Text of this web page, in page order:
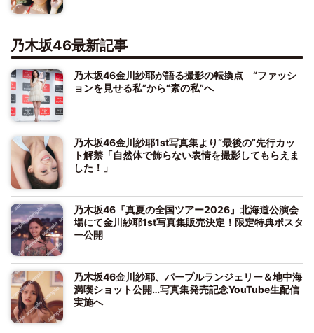
乃木坂46最新記事
乃木坂46金川紗耶が語る撮影の転換点 “ファッシ
ョンを見せる私”から“素の私”へ
乃木坂46金川紗耶1st写真集より“最後の”先行カッ
ト解禁「自然体で飾らない表情を撮影してもらえま
した！」
乃木坂46『真夏の全国ツアー2026』北海道公演会
場にて金川紗耶1st写真集販売決定！限定特典ポスタ
ー公開
乃木坂46金川紗耶、パープルランジェリー＆地中海
満喫ショット公開…写真集発売記念YouTube生配信
実施へ